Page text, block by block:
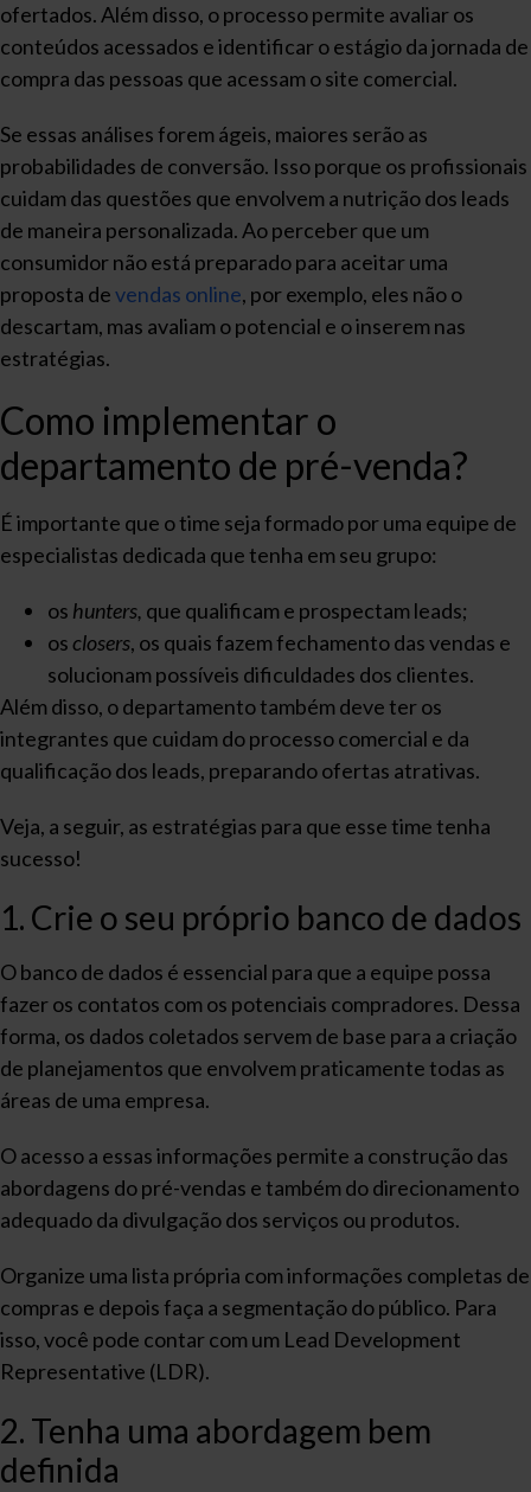
ofertados. Além disso, o processo permite avaliar os
conteúdos acessados e identificar o estágio da jornada de
compra das pessoas que acessam o site comercial.
Se essas análises forem ágeis, maiores serão as
probabilidades de conversão. Isso porque os profissionais
cuidam das questões que envolvem a nutrição dos leads
de maneira personalizada. Ao perceber que um
consumidor não está preparado para aceitar uma
proposta devendas online, por exemplo, eles não o
descartam, mas avaliam o potencial e o inserem nas
estratégias.
Como implementar o
departamento de pré-venda?
É importante que o time seja formado por uma equipe de
especialistas dedicada que tenha em seu grupo:
os hunters, que qualificam e prospectam leads;
osclosers, os quais fazem fechamento das vendas e
solucionam possíveis dificuldades dos clientes.
Além disso, o departamento também deve ter os
integrantes que cuidam do processo comercial e da
qualificação dos leads, preparando ofertas atrativas.
Veja, a seguir, as estratégias para que esse time tenha
sucesso!
1. Crie o seu próprio banco de dados
O banco de dados é essencial para que a equipe possa
fazer os contatos com os potenciais compradores. Dessa
forma, os dados coletados servem de base para a criação
de planejamentos que envolvem praticamente todas as
áreas de uma empresa.
O acesso a essas informações permite a construção das
abordagens do pré-vendas e também do direcionamento
adequado da divulgação dos serviços ou produtos.
Organize uma lista própria com informações completas de
compras e depois faça a segmentação do público. Para
isso, você pode contar com um Lead Development
Representative (LDR).
2. Tenha uma abordagem bem
definida